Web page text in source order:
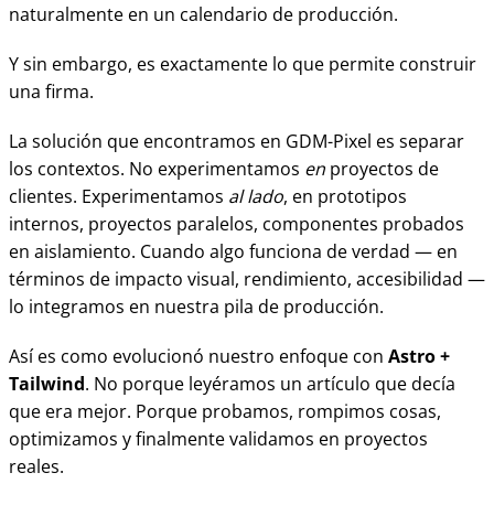
naturalmente en un calendario de producción.
Y sin embargo, es exactamente lo que permite construir
una firma.
La solución que encontramos en GDM-Pixel es separar
los contextos. No experimentamos en proyectos de
clientes. Experimentamos al lado, en prototipos
internos, proyectos paralelos, componentes probados
en aislamiento. Cuando algo funciona de verdad — en
términos de impacto visual, rendimiento, accesibilidad —
lo integramos en nuestra pila de producción.
Así es como evolucionó nuestro enfoque con Astro +
Tailwind. No porque leyéramos un artículo que decía
que era mejor. Porque probamos, rompimos cosas,
optimizamos y finalmente validamos en proyectos
reales.